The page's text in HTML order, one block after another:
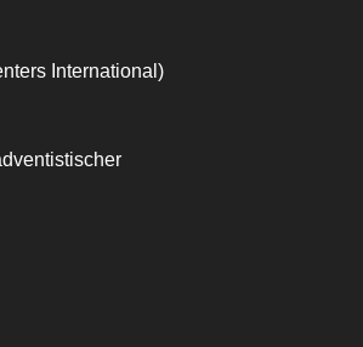
International)